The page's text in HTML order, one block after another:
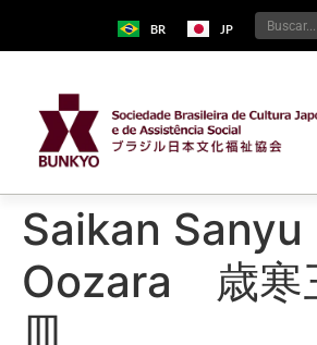
BR JP
Saikan Sanyu
Oozara 歳寒
皿